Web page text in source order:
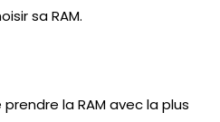
sa RAM.
la RAM avec la plus